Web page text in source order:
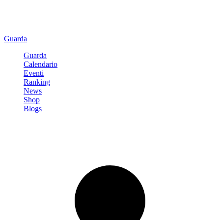
Guarda
Guarda
Calendario
Eventi
Ranking
News
Shop
Blogs